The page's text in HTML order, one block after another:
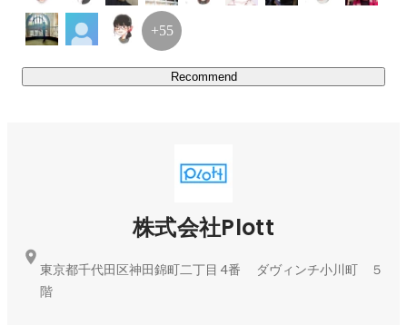
また、プログラミングなどで使用される「++」
（インクリメント/加算処理を行うこと）を、
「コンテンツをエンジニアリングする」
【デジタルネイティブに刺さるアニメ制作】
若いチームの感性をそのまま活かした、若者に支持される
アニメ制作を実現しています。
前職はさまざまで、テレビ業界のAD、マンガアプリのデ
ィレクター
出版社勤務、Web広告代理店勤務、ソーシャルゲームデ
Recommend
+55
株式会社Plott
東京都千代田区神田錦町二丁目 4番 ダヴィンチ小川町 ５
階